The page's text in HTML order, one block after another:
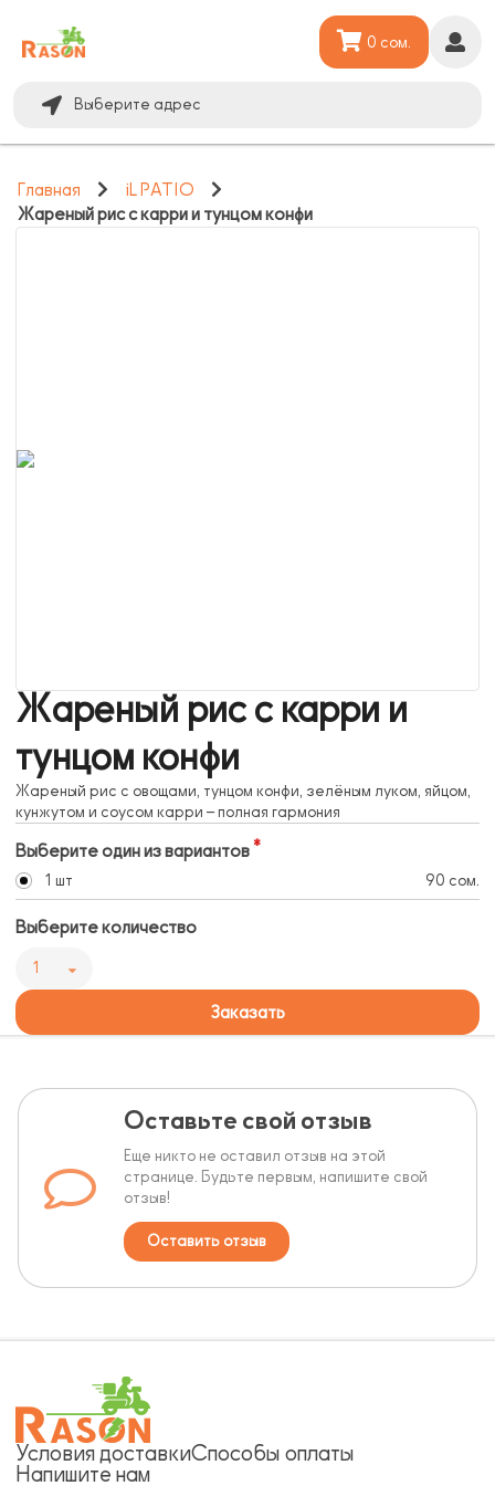
Выберите адрес
0 сом.
Главная
iL PATIO
Жареный рис с карри и тунцом конфи
Жареный рис с карри и
тунцом конфи
Жареный рис с овощами, тунцом конфи, зелёным луком, яйцом,
кунжутом и соусом карри – полная гармония
Выберите один из вариантов
1 шт 90 сом.
Выберите количество
1
Заказать
Оставьте свой отзыв
Еще никто не оставил отзыв на этой
странице. Будьте первым, напишите свой
отзыв!
Оставить отзыв
Условия доставкиСпособы оплаты
Напишите нам